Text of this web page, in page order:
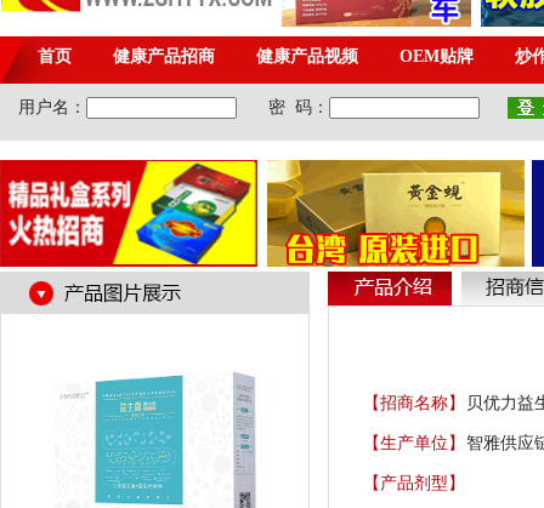
【招商名称】 贝优力益
【生产单位】 智雅供应
【产品剂型】